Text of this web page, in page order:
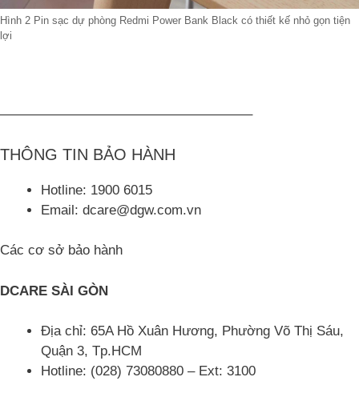
Hình 2 Pin sạc dự phòng Redmi Power Bank Black có thiết kế nhỏ gọn tiện
lợi
——————————————————–
THÔNG TIN BẢO HÀNH
Hotline: 1900 6015
Email: dcare@dgw.com.vn
Các cơ sở bảo hành
DCARE SÀI GÒN
Địa chỉ: 65A Hồ Xuân Hương, Phường Võ Thị Sáu,
Quận 3, Tp.HCM
Hotline: (028) 73080880 – Ext: 3100